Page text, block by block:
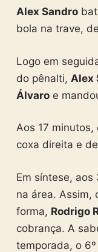
Alex Sandro
bola na trave,
Logo em
do pênalti, Alex
Álvaroe
Aos 17 minutos,
coxa direita e
Em síntese, aos
na área. Assim,
forma, Rodrigo
cobrança. A
temporada, o 6º